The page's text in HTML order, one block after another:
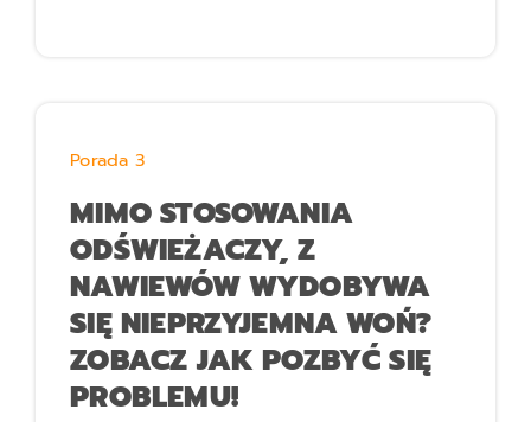
Porada 3
MIMO STOSOWANIA
ODŚWIEŻACZY, Z
NAWIEWÓW WYDOBYWA
SIĘ NIEPRZYJEMNA WOŃ?
ZOBACZ JAK POZBYĆ SIĘ
PROBLEMU!